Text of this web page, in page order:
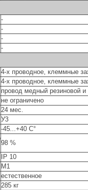
-
-
-
-
4-х проводное, клеммные
4-х проводное, клеммные
провод медный резиновой
не ограничено
24 мес.
У3
-45...+40 С°
98 %
IP 10
М1
естественное
285 кг